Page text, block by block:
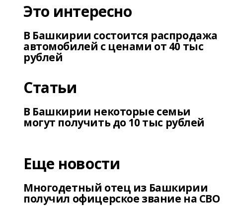
Это интересно
В Башкирии состоится распродажа
автомобилей с ценами от 40 тыс
рублей
Статьи
В Башкирии некоторые семьи
могут получить до 10 тыс рублей
Еще новости
Многодетный отец из Башкирии
получил офицерское звание на СВО